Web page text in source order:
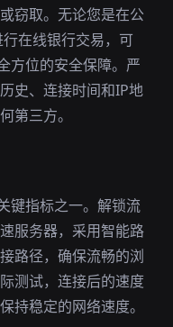
窃取。无论您是在公
在线银行交易，可
方位的安全保障。严
史、连接时间和IP地
第三方。
键指标之一。解锁流
服务器，采用智能路
路径，确保流畅的浏
测试，连接后的速度
持稳定的网络速度。